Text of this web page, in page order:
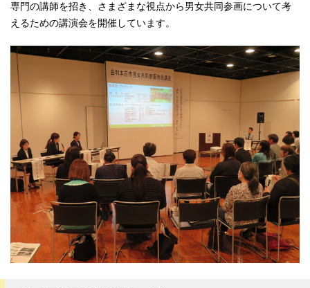
専門の講師を招き、さまざまな視点から男女共同参画について考
えるための講演会を開催しています。